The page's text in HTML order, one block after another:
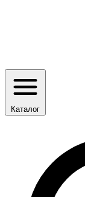
Каталог